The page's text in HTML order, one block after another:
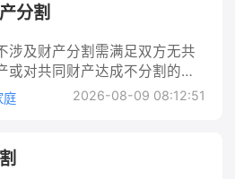
分割
涉及财产分割需满足双方无共
或对共同财产达成不分割的书
。实践中，需先明确夫妻共同
围，排除个人财产后，通过协
。若存在共同财产却未分割，
后续纠纷风险，建议在专业指
庭 2026-08-09 08:12:51